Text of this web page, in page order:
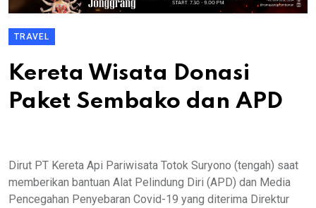
TRAVEL
Kereta Wisata Donasi
Paket Sembako dan APD
Dirut PT Kereta Api Pariwisata Totok Suryono (tengah) saat
memberikan bantuan Alat Pelindung Diri (APD) dan Media
Pencegahan Penyebaran Covid-19 yang diterima Direktur